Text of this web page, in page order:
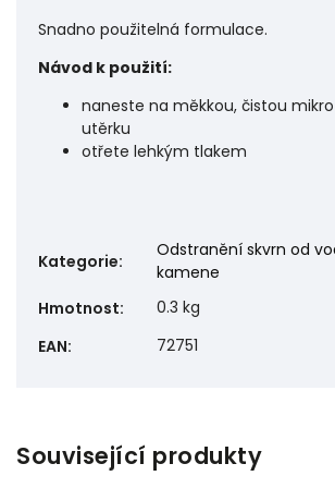
Snadno použitelná formulace.
Návod k použití:
naneste na měkkou, čistou
utěrku
otřete lehkým tlakem
Kategorie:
Odstranění skvrn od
kamene
Hmotnost:
0.3 kg
EAN: 72751
Související produkty